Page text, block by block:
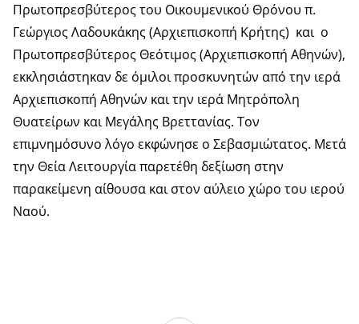
Πρωτοπρεσβύτερος του Οικουμενικού Θρόνου π.
Γεώργιος Λαδουκάκης (Αρχιεπισκοπή Κρήτης) και ο
Πρωτοπρεσβύτερος Θεότιμος (Αρχιεπισκοπή Αθηνών),
εκκλησιάστηκαν δε όμιλοι προσκυνητών από την ιερά
Αρχιεπισκοπή Αθηνών και την ιερά Μητρόπολη
Θυατείρων και Μεγάλης Βρεττανίας. Τον
επιμνημόσυνο λόγο εκφώνησε ο Σεβασμιώτατος. Μετά
την Θεία Λειτουργία παρετέθη δεξίωση στην
παρακείμενη αίθουσα και στον αύλειο χώρο του ιερού
Ναού.